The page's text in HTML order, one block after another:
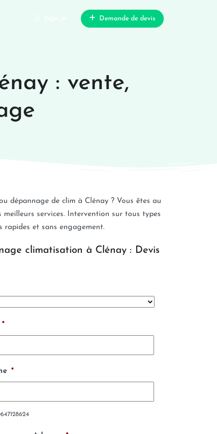
Demande de devis
: vente,
dépannage de clim à Clénay ? Vous êtes au
services. Intervention sur tous types
rapides et sans engagement.
climatisation à Clénay : Devis
*
*